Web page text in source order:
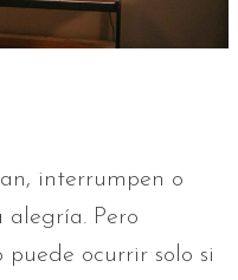
interrumpen o
Pero
ocurrir solo si